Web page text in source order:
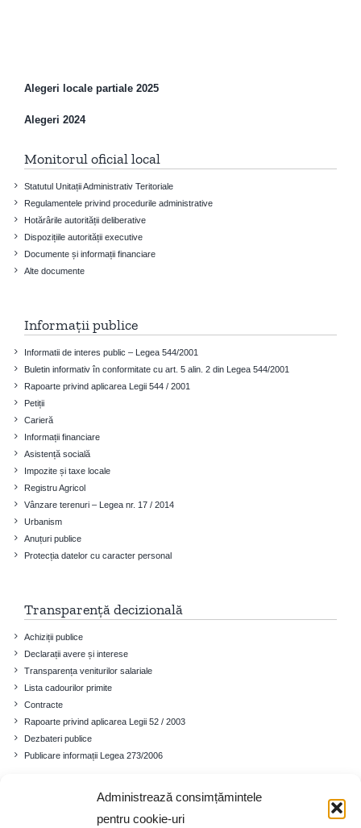
Administrează consimțămintele
pentru cookie-uri
Alegeri locale partiale 2025
Alegeri 2024
Monitorul oficial local
Statutul Unitații Administrativ Teritoriale
Regulamentele privind procedurile administrative
Hotărârile autorității deliberative
Dispozițiile autorității executive
Documente și informații financiare
Alte documente
Informații publice
Informatii de interes public – Legea 544/2001
Buletin informativ în conformitate cu art. 5 alin. 2 din Legea 544/2001
Rapoarte privind aplicarea Legii 544 / 2001
Petiții
Carieră
Informații financiare
Asistență socială
Impozite și taxe locale
Registru Agricol
Vânzare terenuri – Legea nr. 17 / 2014
Urbanism
Anuțuri publice
Protecția datelor cu caracter personal
Transparență decizională
Achiziții publice
Declarații avere și interese
Transparența veniturilor salariale
Lista cadourilor primite
Contracte
Rapoarte privind aplicarea Legii 52 / 2003
Dezbateri publice
Publicare informații Legea 273/2006